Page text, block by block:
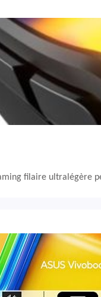
filaire ultralégère